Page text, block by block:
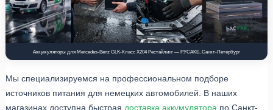
Аккумуляторы для Mercedes-Benz GLK-Класс X204 Рестайлинг — РУСАКБ, Санкт-Петербург
Мы специализируемся на профессиональном подборе
источников питания для немецких автомобилей. В наших
магазинах доступна быстрая доставка аккумулятора по Санкт-